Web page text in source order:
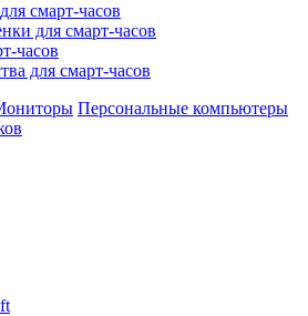
смарт-часов
для смарт-часов
часов
для смарт-часов
Персональные компьютеры